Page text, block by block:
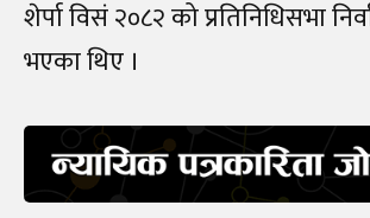
शेर्पा विसं २०८२ को प्रतिनिधिसभा
भएका थिए ।